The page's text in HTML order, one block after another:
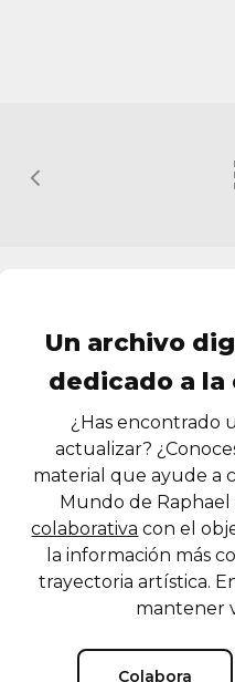
Un archivo
dedicado a la
¿Has encontrado
actualizar?
material que ayude a
Mundo de
colaborativa con el
la información más
trayectoria artística.
mantener
Colabora